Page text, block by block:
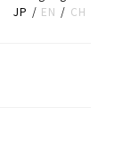
JP
EN CH